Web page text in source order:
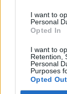
I want to
Personal
Opted In
I want to
Retention,
Personal
Purposes
Opted Out